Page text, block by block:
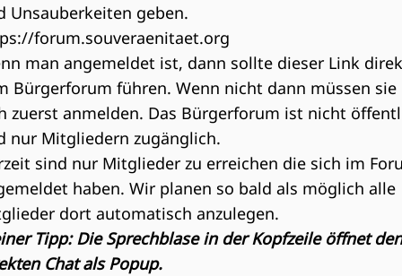
Unsauberkeiten geben.
forum.souveraenitaet.org
man angemeldet ist, dann sollte dieser Link
Bürgerforum führen. Wenn nicht dann müssen sie
zuerst anmelden. Das Bürgerforum ist nicht
nur Mitgliedern zugänglich.
sind nur Mitglieder zu erreichen die sich im
haben. Wir planen so bald als möglich alle
dort automatisch anzulegen.
Tipp: Die Sprechblase in der Kopfzeile öffnet den
Chat als Popup.